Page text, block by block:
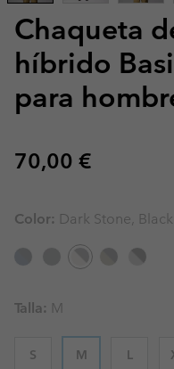
Chaqueta
híbrido
para
Regular price:
70,00 €
Color: Dark Stone, Black
Talla: M
S M L